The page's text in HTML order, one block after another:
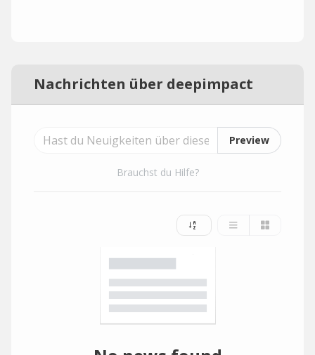
Nachrichten über deepimpact
Preview
Brauchst du Hilfe?